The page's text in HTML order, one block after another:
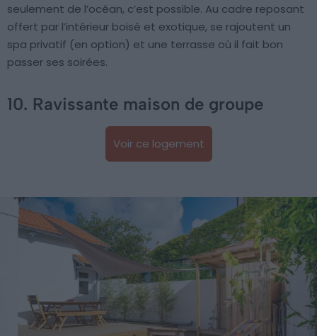
seulement de l’océan, c’est possible. Au cadre reposant
offert par l’intérieur boisé et exotique, se rajoutent un
spa privatif (en option) et une terrasse où il fait bon
passer ses soirées.
10. Ravissante maison de groupe
Voir ce logement